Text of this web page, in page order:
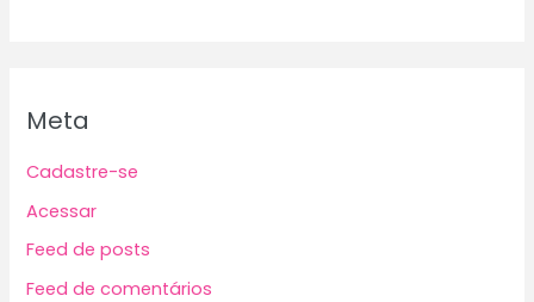
Meta
Cadastre-se
Acessar
Feed de posts
Feed de comentários